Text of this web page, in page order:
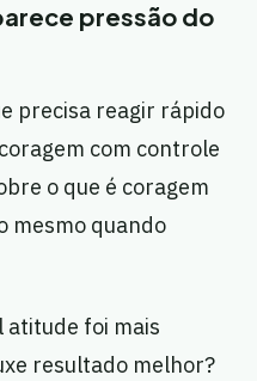
pressão do
precisa reagir rápido
com controle
o que é coragem
mesmo quando
atitude foi mais
resultado melhor?